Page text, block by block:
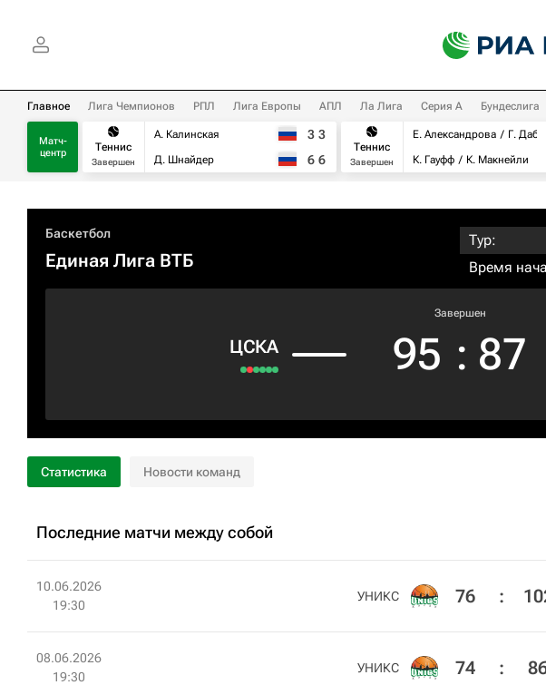
Главное Лига Чемпионов РПЛ Лига Европы АПЛ Ла Лига Серия А Бундеслига
Матч-
центр
Теннис
Завершен
А. Калинская
Д. Шнайдер
3 3
6 6
Теннис
Завершен
Е. Александрова
Г.
К. Гауфф
К. Макнейли
Баскетбол
Единая Лига ВТБ
Тур:
Время
ЦСКА
Завершен
95 : 87
Статистика Новости команд
Последние матчи между собой
10.06.2026
19:30
УНИКС 76 :
08.06.2026
19:30
УНИКС 74 :